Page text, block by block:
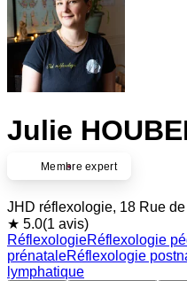
Julie
Membre expert
JHD réflexologie, 18 Rue
★ 5.0(1 avis)
RéflexologieRéflexologie
prénataleRéflexologie
lymphatique